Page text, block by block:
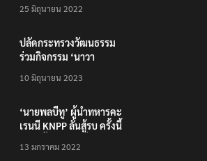
ทั่วไทย ไม่ใช่แค่ในกรุง
25 มิถุนายน 2022
ปลัดกระทรวงวัฒนธรรม
ร่วมกิจกรรม ‘นาวา
ตักบาตรทางน้ำ
10 มิถุนายน 2023
‘นายพลบีทู’ ผู้นำทหารคะ
เรนนี KNPP ลั่นสู้รบ ครั้งนี้
ประชาชนต้องชนะ
13 มกราคม 2022